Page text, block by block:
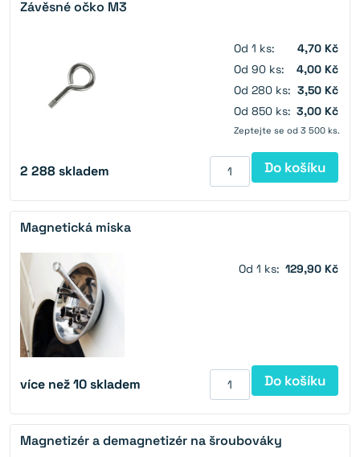
Závěsné očko M3
Od 1 ks:
4,70 Kč
Od 90 ks:
4,00 Kč
Od 280 ks: 3,50 Kč
Od 850 ks: 3,00 Kč
Zeptejte se od 3 500 ks.
2 288skladem Do košíku
Magnetická miska
Od 1 ks: 129,90 Kč
více než 10 skladem Do košíku
Magnetizér a demagnetizér na šroubováky